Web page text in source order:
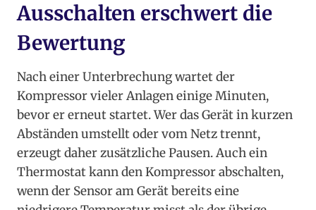
Ausschalten erschwert die
Bewertung
Nach einer Unterbrechung wartet der
Kompressor vieler Anlagen einige Minuten,
bevor er erneut startet. Wer das Gerät in kurzen
Abständen umstellt oder vom Netz trennt,
erzeugt daher zusätzliche Pausen. Auch ein
Thermostat kann den Kompressor abschalten,
wenn der Sensor am Gerät bereits eine